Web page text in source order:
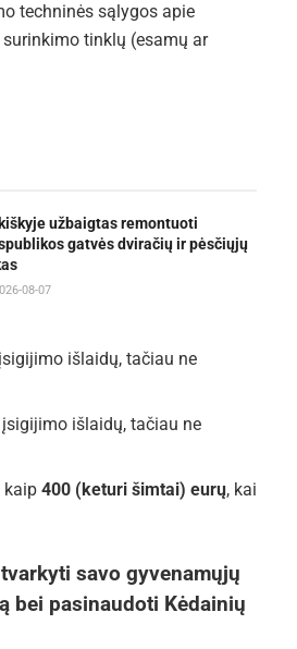
techninės sąlygos apie
tinklų (esamų ar
užbaigtas remontuoti
gatvės dviračių ir pėsčiųjų
08-07
išlaidų, tačiau ne
išlaidų, tačiau ne
kaip 400 (keturi šimtai) eurų, kai
savo gyvenamųjų
bei pasinaudoti Kėdainių